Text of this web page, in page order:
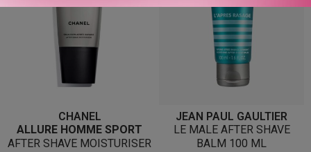
CHANEL
ALLURE HOMME SPORT
AFTER SHAVE MOISTURISER
JEAN PAUL GAULTIER
LE MALE AFTER SHAVE
BALM 100 ML